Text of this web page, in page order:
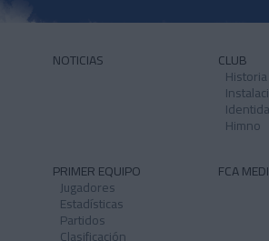
NOTICIAS CLUB
Historia
Himno
PRIMER EQUIPO
Jugadores
Estadísticas
Partidos
FCA